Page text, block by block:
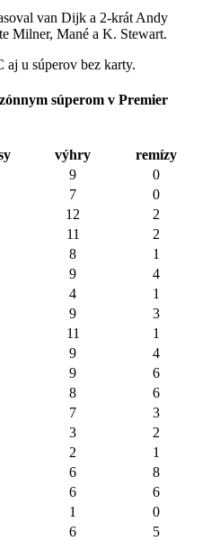
van Dijk a 2-krát Andy
Milner, Mané a K. Stewart.
aj u súperov bez karty.
súperom v Premier
výhry
remízy
9
0
7
0
12
2
11
2
8
1
9
4
4
1
9
3
11
1
9
4
9
6
8
6
7
3
3
2
2
1
6
8
6
6
1
0
6 5